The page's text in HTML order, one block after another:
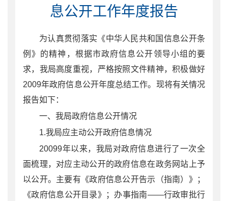
息公开工作年度报告
为认真贯彻落实《中华人民共和国信息公开条
例》的精神，根据市政府信息公开领导小组的要
求，我局高度重视，严格按照文件精神，积极做好
2009年政府信息公开年度总结工作。现将有关情况
报告如下：
一、我局政府信息公开情况
1.我局应主动公开政府信息情况
20099年以来，我局对政府信息进行了一次全
面梳理，对应主动公开的政府信息在政务网站上予
以公开。主要有《政府信息公开告示（指南）》；
《政府信息公开目录》；办事指南——行政审批行